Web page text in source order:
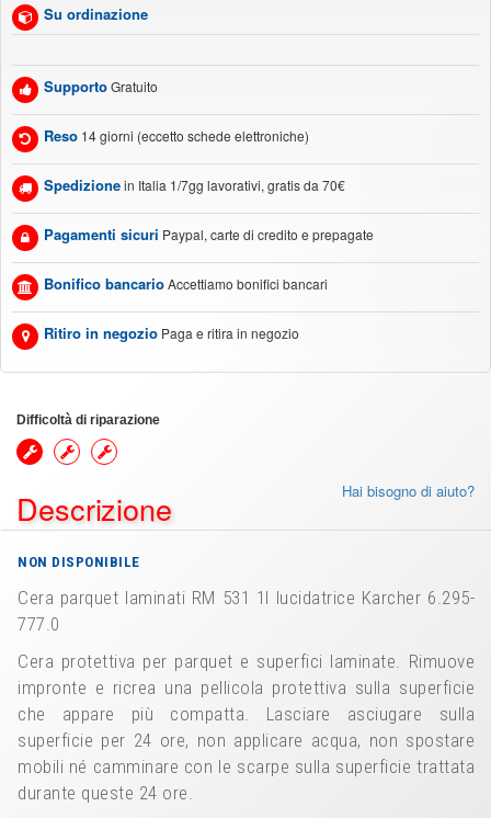
Su ordinazione
SupportoGratuito
Reso 14 giorni (eccetto schede elettroniche)
Spedizionein Italia 1/7gg lavorativi, gratis da 70€
Pagamenti sicuri Paypal, carte di credito e prepagate
Bonifico bancarioAccettiamo bonifici bancari
Ritiro in negozio Paga e ritira in negozio
Difficoltà di riparazione
Hai bisogno di aiuto?
Descrizione
NON DISPONIBILE
Cera parquet laminati RM 531 1l lucidatrice Karcher 6.295-
777.0
Cera protettiva per parquet e superfici laminate. Rimuove
impronte e ricrea una pellicola protettiva sulla superficie
che appare più compatta. Lasciare asciugare sulla
superficie per 24 ore, non applicare acqua, non spostare
mobili né camminare con le scarpe sulla superficie trattata
durante queste 24 ore.